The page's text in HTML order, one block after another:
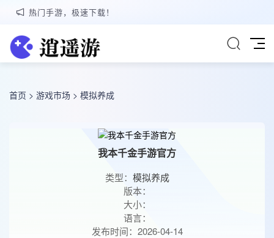
热门手游，极速下载！
首页 > 游戏市场 > 模拟养成
我本千金手游官方
类型： 模拟养成
版本：
大小：
语言：
发布时间：2026-04-14